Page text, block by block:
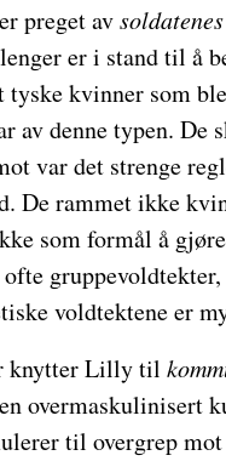
preget av
er i stand til å
kvinner som
av denne typen.
var det strenge
De rammet ikke
som formål å
voldtektene er
knytter Lilly til
til overgrep